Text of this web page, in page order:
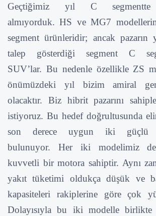
Geçtiğimiz yıl C
almıyorduk. HS ve MG7
segment ürünleridir; ancak pazarın
talep gösterdiği segment C
SUV’lar. Bu nedenle özellikle ZS
önümüzdeki yıl bizim amiral
olacaktır. Biz hibrit pazarını
istiyoruz. Bu hedef doğrultusunda
son derece uygun iki güçlü
bulunuyor. Her iki modelimiz
kuvvetli bir motora sahiptir. Aynı
yakıt tüketimi oldukça düşük ve
kapasiteleri rakiplerine göre çok
Dolayısıyla bu iki modelle